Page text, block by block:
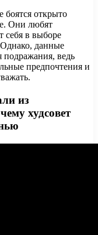
открыто
Они любят
себя в выборе
Однако, данные
подражания, ведь
предпочтения и
из
худсовет